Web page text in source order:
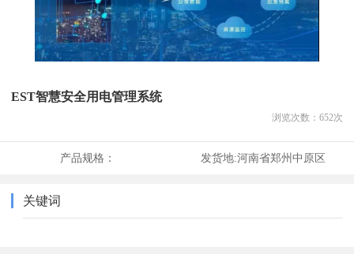
EST智慧安全用电管理系统
浏览次数： 652次
产品规格： 发货地:河南省郑州中原区
关键词